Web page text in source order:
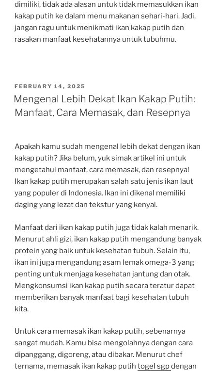
dimiliki, tidak ada alasan untuk tidak memasukkan ikan
kakap putih ke dalam menu makanan sehari-hari. Jadi,
jangan ragu untuk menikmati ikan kakap putih dan
rasakan manfaat kesehatannya untuk tubuhmu.
POSTED
ON
FEBRUARY 14, 2025
Mengenal Lebih Dekat Ikan Kakap Putih:
Manfaat, Cara Memasak, dan Resepnya
Apakah kamu sudah mengenal lebih dekat dengan ikan
kakap putih? Jika belum, yuk simak artikel ini untuk
mengetahui manfaat, cara memasak, dan resepnya!
Ikan kakap putih merupakan salah satu jenis ikan laut
yang populer di Indonesia. Ikan ini dikenal memiliki
daging yang lezat dan tekstur yang kenyal.
Manfaat dari ikan kakap putih juga tidak kalah menarik.
Menurut ahli gizi, ikan kakap putih mengandung banyak
protein yang baik untuk kesehatan tubuh. Selain itu,
ikan ini juga mengandung asam lemak omega-3 yang
penting untuk menjaga kesehatan jantung dan otak.
Mengkonsumsi ikan kakap putih secara teratur dapat
memberikan banyak manfaat bagi kesehatan tubuh
kita.
Untuk cara memasak ikan kakap putih, sebenarnya
sangat mudah. Kamu bisa mengolahnya dengan cara
dipanggang, digoreng, atau dibakar. Menurut chef
ternama, memasak ikan kakap putih togel sgpdengan